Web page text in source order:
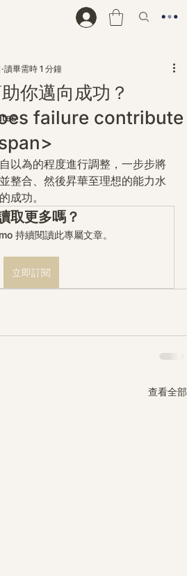
你邁向成功？
failure contribute
讀畢需時 1 分鐘
以為的程度進行調整，一步步將
整合、然後昇華至理想的能力水
成功。
取更多嗎？
持續閱讀此專屬文章。
立即訂閱
查看全部